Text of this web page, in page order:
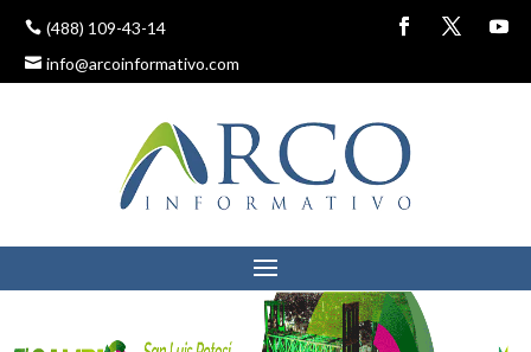
(488) 109-43-14
info@arcoinformativo.com
PLANTA DE PEMEX EN
MATEHUALA RIESGO
LATENTE PARA LA
POBLACIÓN
2 mayo, 2022